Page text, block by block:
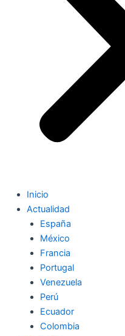
Inicio
Actualidad
España
México
Francia
Portugal
Venezuela
Perú
Ecuador
Colombia